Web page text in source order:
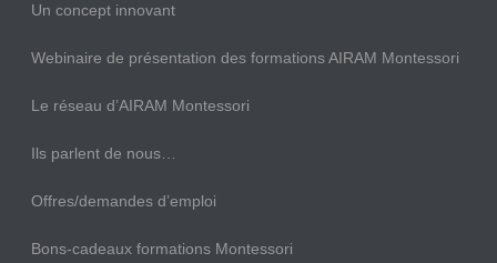
Un concept innovant
Webinaire de présentation des formations AIRAM Montessori
Le réseau d’AIRAM Montessori
Ils parlent de nous…
Offres/demandes d’emploi
Bons-cadeaux formations Montessori